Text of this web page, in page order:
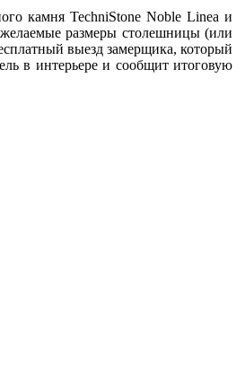
камня TechniStone Noble Linea и
размеры столешницы (или
выезд замерщика, который
в интерьере и сообщит итоговую